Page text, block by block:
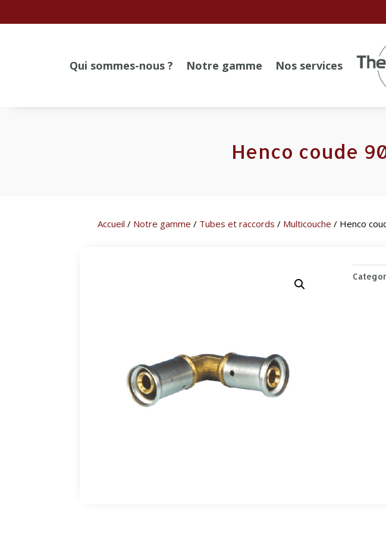
Qui sommes-nous ? Notre gamme Nos services
Henco coude
Accueil / Notre gamme / Tubes et raccords / Multicouche / Henco